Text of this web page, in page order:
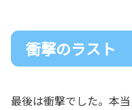
衝撃のラスト
最後は衝撃でした。本当